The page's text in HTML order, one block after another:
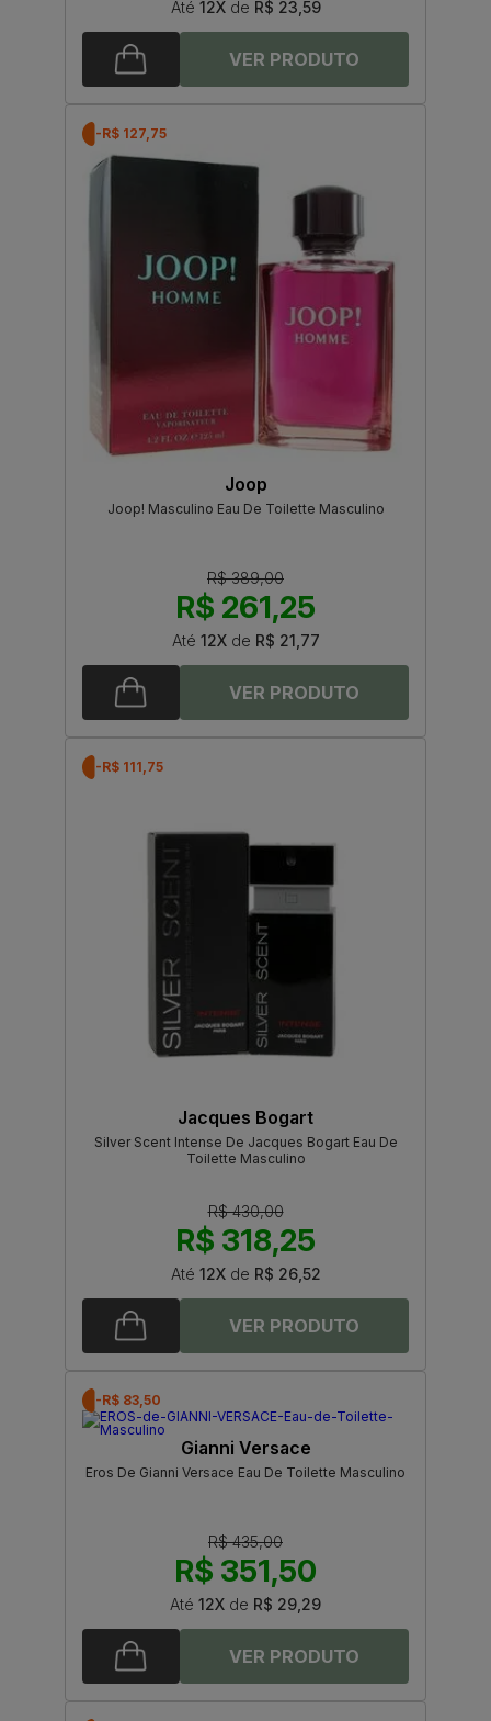
Até 12Xde R$ 23,59
-R$ 127,75
Joop
Joop! Masculino Eau De Toilette Masculino
R$ 389,00
R$ 261,25
Até 12Xde R$ 21,77
-R$ 111,75
Jacques Bogart
Silver Scent Intense De Jacques Bogart Eau De
Toilette Masculino
R$ 430,00
R$ 318,25
Até 12Xde R$ 26,52
-R$ 83,50
Gianni Versace
Eros De Gianni Versace Eau De Toilette Masculino
R$ 435,00
R$ 351,50
Até 12X de R$ 29,29